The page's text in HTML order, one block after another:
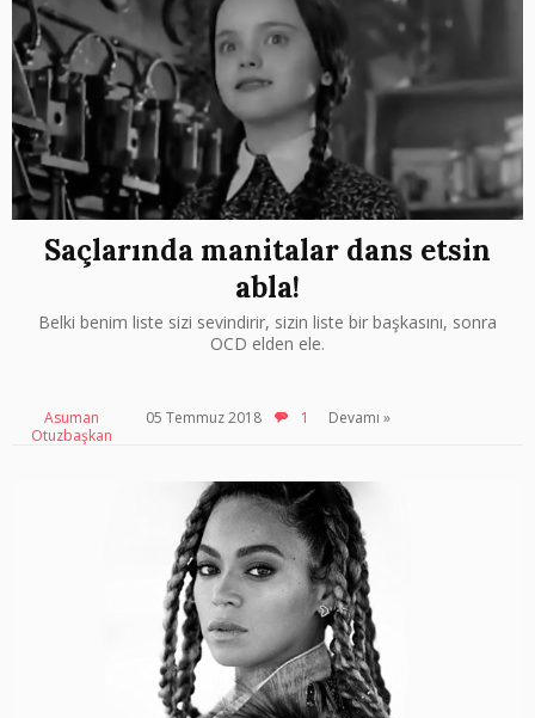
Saçlarında manitalar dans etsin
abla!
Belki benim liste sizi sevindirir, sizin liste bir başkasını, sonra
OCD elden ele.
Asuman
Otuzbaşkan
05 Temmuz 2018 1 Devamı »